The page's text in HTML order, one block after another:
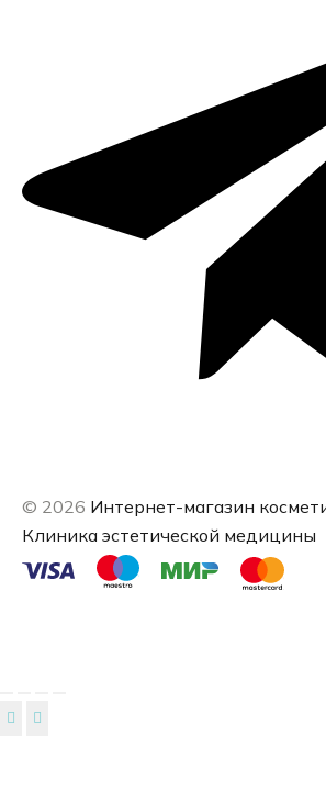
© 2026 Интернет-магазин
Клиника эстетической медицины